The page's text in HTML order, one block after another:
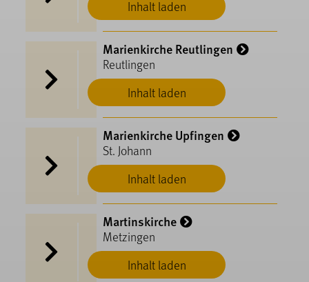
Inhalt laden
Inhalt laden
Marienkirche Reutlingen
Reutlingen
Inhalt laden
Marienkirche Upfingen
St. Johann
Inhalt laden
Martinskirche
Metzingen